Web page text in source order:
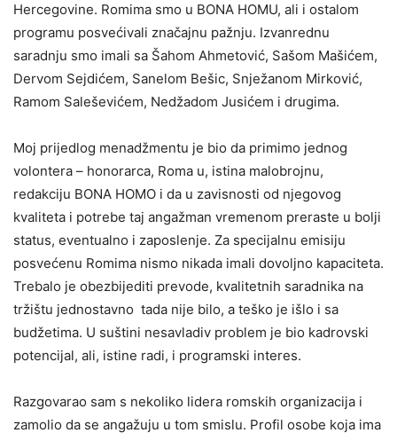
Hercegovine. Romima smo u BONA HOMU, ali i ostalom
programu posvećivali značajnu pažnju. Izvanrednu
saradnju smo imali sa Šahom Ahmetović, Sašom Mašićem,
Dervom Sejdićem, Sanelom Bešic, Snježanom Mirković,
Ramom Saleševićem, Nedžadom Jusićem i drugima.
Moj prijedlog menadžmentu je bio da primimo jednog
volontera – honorarca, Roma u, istina malobrojnu,
redakciju BONA HOMO i da u zavisnosti od njegovog
kvaliteta i potrebe taj angažman vremenom preraste u bolji
status, eventualno i zaposlenje. Za specijalnu emisiju
posvećenu Romima nismo nikada imali dovoljno kapaciteta.
Trebalo je obezbijediti prevode, kvalitetnih saradnika na
tržištu jednostavno tada nije bilo, a teško je išlo i sa
budžetima. U suštini nesavladiv problem je bio kadrovski
potencijal, ali, istine radi, i programski interes.
Razgovarao sam s nekoliko lidera romskih organizacija i
zamolio da se angažuju u tom smislu. Profil osobe koja ima